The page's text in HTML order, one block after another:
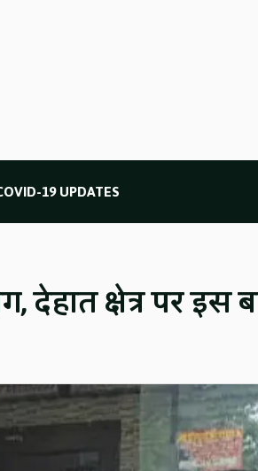
19 UPDATES
देहात क्षेत्र पर इस